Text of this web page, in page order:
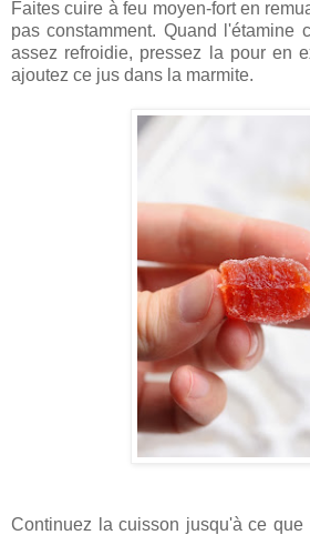
Faites cuire à feu moyen-fort en
pas constamment. Quand l'étamine
assez refroidie, pressez la pour en
ajoutez ce jus dans la marmite.
Continuez la cuisson jusqu'à ce